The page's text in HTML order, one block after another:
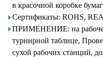
в красочной коробке
Сертификаты: ROHS,
ПРИМЕНЕНИЕ: на
турнирной таблице,
сухой рабочих станций,